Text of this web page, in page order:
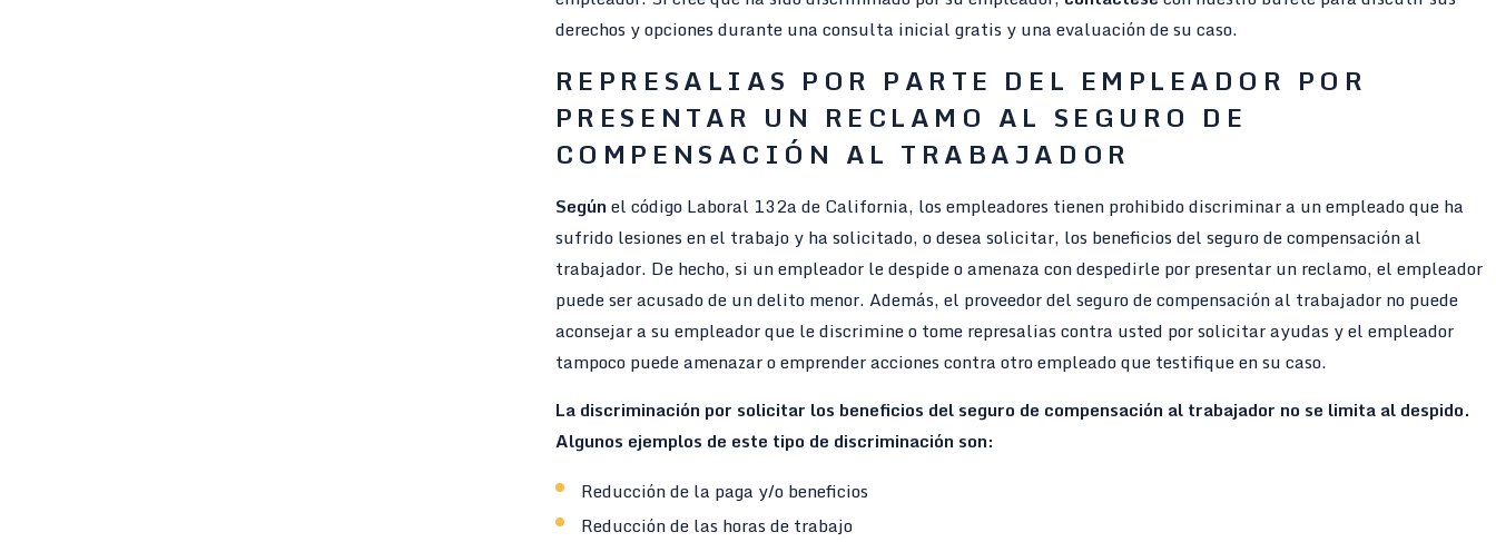
derechos y opciones durante una consulta inicial gratis y una evaluación de su caso.
REPRESALIAS POR PARTE DEL EMPLEADOR POR
PRESENTAR UN RECLAMO AL SEGURO DE
COMPENSACIÓN AL TRABAJADOR
Segúnel código Laboral 132a de California, los empleadores tienen prohibido discriminar a un empleado que ha
sufrido lesiones en el trabajo y ha solicitado, o desea solicitar, los beneficios del seguro de compensación al
trabajador. De hecho, si un empleador le despide o amenaza con despedirle por presentar un reclamo, el empleador
puede ser acusado de un delito menor. Además, el proveedor del seguro de compensación al trabajador no puede
aconsejar a su empleador que le discrimine o tome represalias contra usted por solicitar ayudas y el empleador
tampoco puede amenazar o emprender acciones contra otro empleado que testifique en su caso.
La discriminación por solicitar los beneficios del seguro de compensación al trabajador no se limita al despido.
Algunos ejemplos de este tipo de discriminación son:
Reducción de la paga y/o beneficios
Reducción de las horas de trabajo